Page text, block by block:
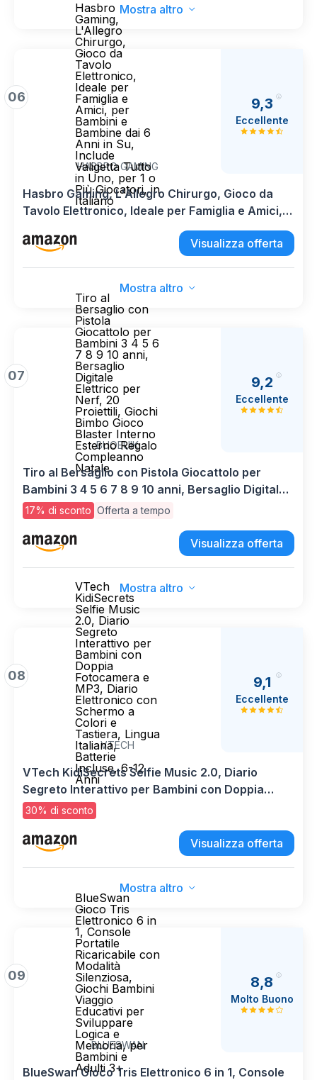
Mostra altro
06
Hasbro
Gaming,
L'Allegro
Chirurgo,
Gioco da
Tavolo
Elettronico,
Ideale per
Famiglia e
Amici, per
Bambini e
Bambine dai 6
Anni in Su,
Include
Valigetta Tutto
in Uno, per 1 o
Più Giocatori, in
Italiano
HASBRO GAMING
9,3
Eccellente
Hasbro Gaming, L'Allegro Chirurgo, Gioco da
Tavolo Elettronico, Ideale per Famiglia e Amici,
per Bambini e Bambine dai 6 Anni in Su, Include
Valigetta Tutto in Uno, per 1 o Più Giocatori, in
Visualizza offerta
Mostra altro
07
Tiro al
Bersaglio con
Pistola
Giocattolo per
Bambini 3 4 5 6
7 8 9 10 anni,
Bersaglio
Digitale
Elettrico per
Nerf, 20
Proiettili, Giochi
Bimbo Gioco
Blaster Interno
Esterno Regalo
Compleanno
Natale
BUOEUIK
9,2
Eccellente
Tiro al Bersaglio con Pistola Giocattolo per
Bambini 3 4 5 6 7 8 9 10 anni, Bersaglio Digitale
Elettrico per Nerf, 20 Proiettili, Giochi Bimbo
Gioco Blaster Interno Esterno Regalo
Compleanno Natale
17% di sconto Offerta a tempo
Visualizza offerta
Mostra altro
08
VTech
KidiSecrets
Selfie Music
2.0, Diario
Segreto
Interattivo per
Bambini con
Doppia
Fotocamera e
MP3, Diario
Elettronico con
Schermo a
Colori e
Tastiera, Lingua
Italiana,
Batterie
Incluse, 6-12
Anni
VTECH
9,1
Eccellente
VTech KidiSecrets Selfie Music 2.0, Diario
Segreto Interattivo per Bambini con Doppia
Fotocamera e MP3, Diario Elettronico con
Schermo a Colori e Tastiera, Lingua Italiana,
Batterie Incluse, 6-12 Anni
30% di sconto
Visualizza offerta
Mostra altro
09
BlueSwan
Gioco Tris
Elettronico 6 in
1, Console
Portatile
Ricaricabile con
Modalità
Silenziosa,
Giochi Bambini
Viaggio
Educativi per
Sviluppare
Logica e
Memoria, per
Bambini e
Adulti 3+
BLUESWAN
8,8
Molto Buono
BlueSwan Gioco Tris Elettronico 6 in 1, Console